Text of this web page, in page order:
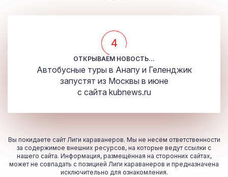
4
ОТКРЫВАЕМ НОВОСТЬ...
Автобусные туры в Анапу и Геленджик
запустят из Москвы в июне
с сайта kubnews.ru
Вы покидаете сайт Лиги караванеров. Мы не несём ответственности
за содержимое внешних ресурсов, на которые ведут ссылки с
нашего сайта. Информация, размещённая на сторонних сайтах,
может не совпадать с позицией Лиги караванеров и предназначена
исключительно для ознакомления.